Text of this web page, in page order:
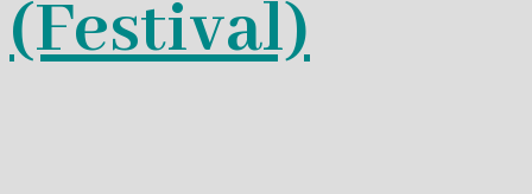
(Festival)